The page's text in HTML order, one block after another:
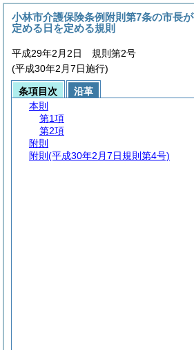
小林市介護保険条例附則第7条の市長が
定める日を定める規則
平成29年2月2日 規則第2号
(平成30年2月7日施行)
条項目次
沿革
本則
第1項
第2項
附則
附則 (平成30年2月7日規則第4号)